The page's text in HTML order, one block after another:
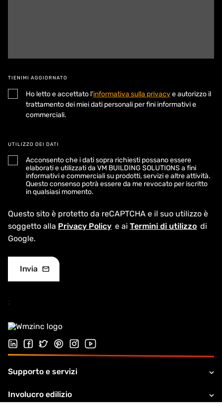
TIENIMI AGGIORNATO
Ho letto e accettato l’informativa sulla privacye autorizzo il
trattamento dei miei dati personali per fini informativi e
commerciali.
UTILIZZO DEI DATI
Acconsento che i dati sopra richiesti possano essere
elaborati e utilizzati da VM BUILDING SOLUTIONS a fini
informativi e commerciali su prodotti, servizi e altre attività.
Questo consenso potrà essere da me revocato per iscritto
in qualsiasi momento.
Questo sito è protetto da reCAPTCHA e il suo utilizzo è
soggetto alla Privacy Policy e ai Termini di utilizzo di
Google.
;
Seguici su LinkedIn
Seguici su Facebook
Seguici su Twitter
Seguici su Pinterest
Seguici su Instagram
Visita il nostro canale Youtube
Supporto e servizi
Involucro edilizio